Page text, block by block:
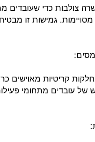
צולבות כדי שעובדים
גמישות זו
קריטיות מאוישים
של עובדים מתחומי